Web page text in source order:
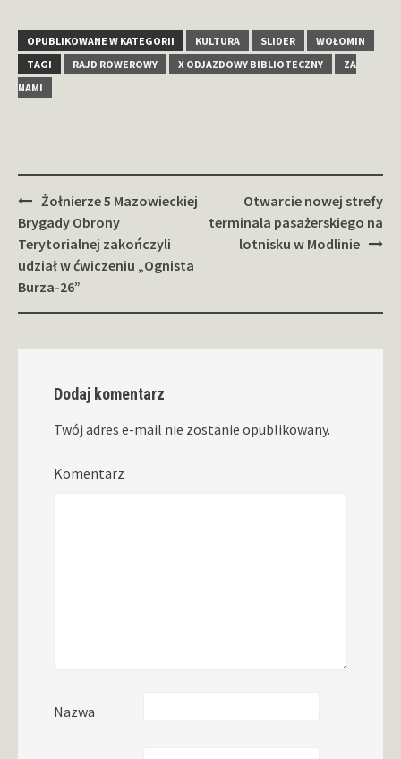
OPUBLIKOWANE W KATEGORII KULTURA SLIDER
WOŁOMIN
TAGI
RAJD ROWEROWY X ODJAZDOWY BIBLIOTECZNY
ZA
NAMI
Zobacz
wpisy
Żołnierze 5 Mazowieckiej
Brygady Obrony
Terytorialnej zakończyli
udział w ćwiczeniu „Ognista
Burza-26”
Otwarcie nowej strefy
terminala pasażerskiego na
lotnisku w Modlinie
Dodaj komentarz
Twój adres e-mail nie zostanie opublikowany.
Komentarz
Nazwa